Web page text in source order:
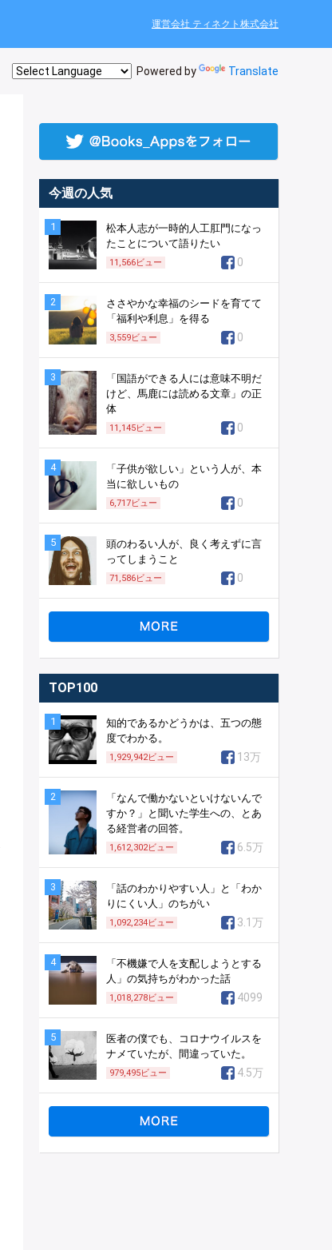
運営会社 ティネクト株式会社
Powered by Translate
今週の人気
1
松本人志が一時的人工肛門になっ
たことについて語りたい
11,566ビュー 0
2
ささやかな幸福のシードを育てて
「福利や利息」を得る
3,559ビュー 0
3
「国語ができる人には意味不明だ
けど、馬鹿には読める文章」の正
体
11,145ビュー 0
4
「子供が欲しい」という人が、本
当に欲しいもの
6,717ビュー 0
5
頭のわるい人が、良く考えずに言
ってしまうこと
71,586ビュー 0
TOP100
1
知的であるかどうかは、五つの態
度でわかる。
1,929,942ビュー 13万
2
「なんで働かないといけないんで
すか？」と聞いた学生への、とあ
る経営者の回答。
1,612,302ビュー 6.5万
3
「話のわかりやすい人」と「わか
りにくい人」のちがい
1,092,234ビュー 3.1万
4
「不機嫌で人を支配しようとする
人」の気持ちがわかった話
1,018,278ビュー 4099
5
医者の僕でも、コロナウイルスを
ナメていたが、間違っていた。
979,495ビュー 4.5万